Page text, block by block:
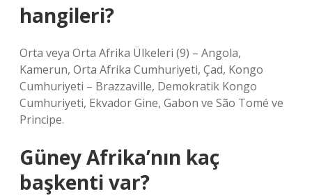
hangileri?
Orta veya Orta Afrika Ülkeleri (9) – Angola,
Kamerun, Orta Afrika Cumhuriyeti, Çad, Kongo
Cumhuriyeti – Brazzaville, Demokratik Kongo
Cumhuriyeti, Ekvador Gine, Gabon ve São Tomé ve
Principe.
Güney Afrika’nın kaç
başkenti var?